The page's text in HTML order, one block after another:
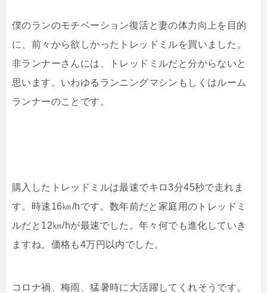
僕のランのモチベーション復活と妻の体力向上を目的
に、前々から欲しかったトレッドミルを買いました。
非ランナーさんには、トレッドミルだと分からないと
思います。いわゆるランニングマシンもしくはルーム
ランナーのことです。
購入したトレッドミルは最速でキロ3分45秒で走れま
す。時速16㎞/hです。数年前だと家庭用のトレッドミ
ルだと 12㎞/hが最速でした。年々何でも進化していき
ますね。価格も4万円以内でした。
コロナ禍、梅雨、猛暑時に大活躍してくれそうです。